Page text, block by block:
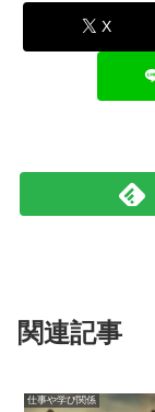
X
関連記事
仕事や学び関係